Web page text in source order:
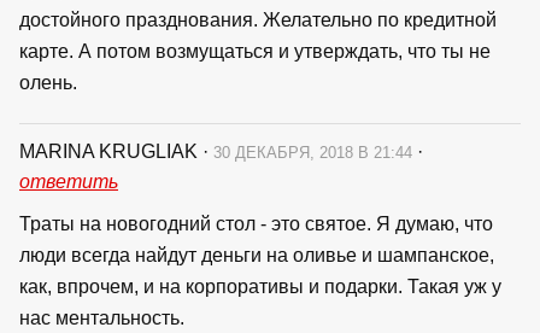
достойного празднования. Желательно по кредитной
карте. А потом возмущаться и утверждать, что ты не
олень.
MARINA KRUGLIAK · 30 ДЕКАБРЯ, 2018 В 21:44 ·
ответить
Траты на новогодний стол - это святое. Я думаю, что
люди всегда найдут деньги на оливье и шампанское,
как, впрочем, и на корпоративы и подарки. Такая уж у
нас ментальность.